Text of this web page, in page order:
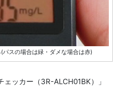
スの場合は緑・ダメな場合は赤)
ッカー（3R-ALCH01BK）」